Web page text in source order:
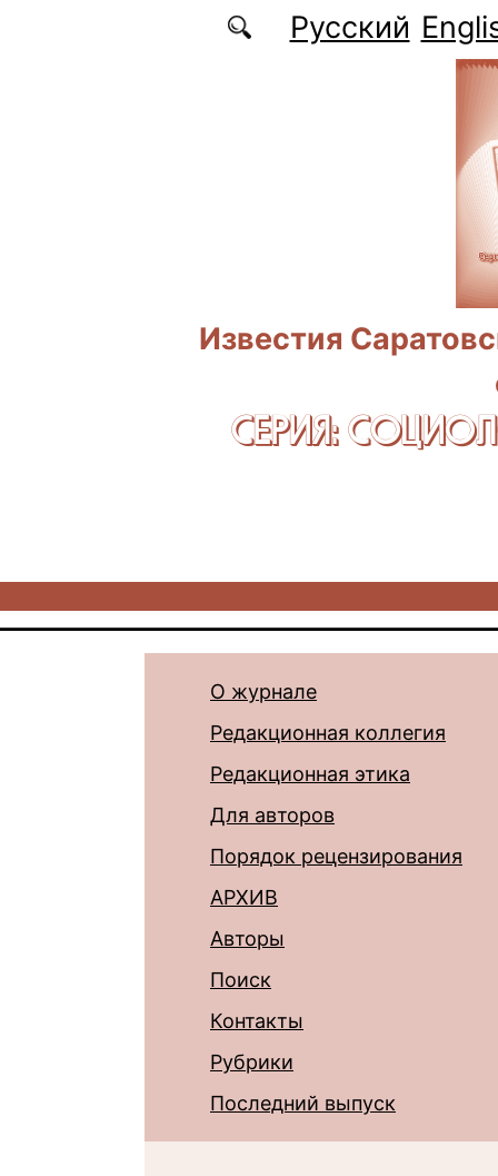
Перейти к основному содержаниюРусский
Известия
СЕРИЯ:
О журнале
Редакционная коллегия
Редакционная этика
Для авторов
Порядок рецензирования
АРХИВ
Авторы
Поиск
Контакты
Рубрики
Последний выпуск